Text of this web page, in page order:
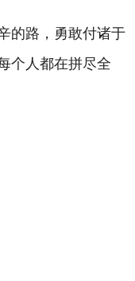
的路，勇敢付诸于
个人都在拼尽全